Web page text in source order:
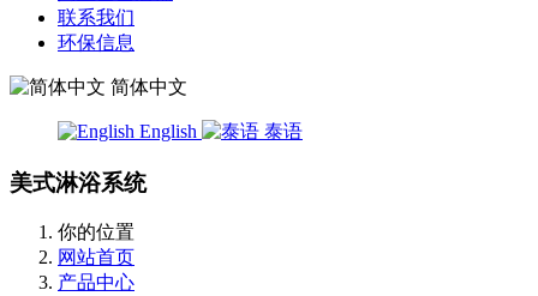
联系我们
环保信息
简体中文
English 泰语
美式淋浴系统
你的位置
网站首页
产品中心